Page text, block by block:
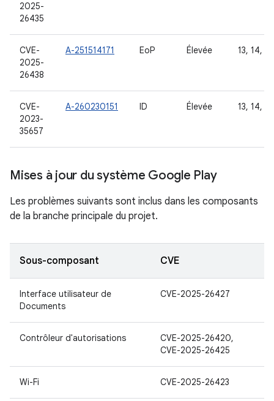
2025-
26435
CVE-
2025-
26438
A-251514171 EoP Élevée 13, 14, 15
CVE-
2023-
35657
A-260230151 ID Élevée 13, 14, 15
Mises à jour du système Google Play
Les problèmes suivants sont inclus dans les composants
de la branche principale du projet.
Sous-composant CVE
Interface utilisateur de
Documents
CVE-2025-26427
Contrôleur d'autorisations
CVE-2025-26420,
CVE-2025-26425
Wi-Fi CVE-2025-26423